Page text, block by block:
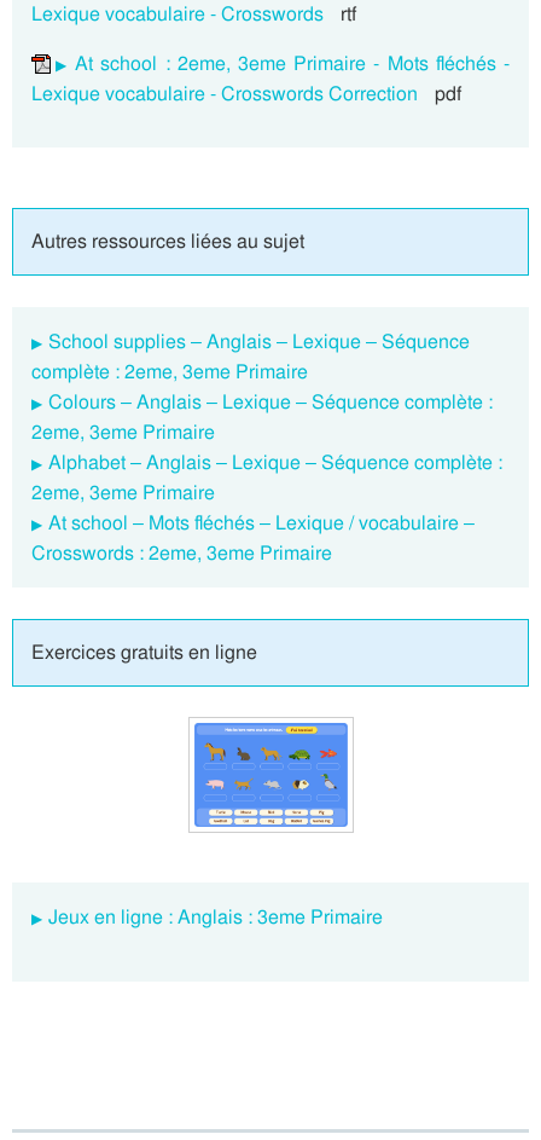
Lexique vocabulaire - Crosswords rtf
At school : 2eme, 3eme Primaire - Mots fléchés -
Lexique vocabulaire - Crosswords Correction
pdf
Autres ressources liées au sujet
School supplies – Anglais – Lexique – Séquence
complète : 2eme, 3eme Primaire
Colours – Anglais – Lexique – Séquence complète :
2eme, 3eme Primaire
Alphabet – Anglais – Lexique – Séquence complète :
2eme, 3eme Primaire
At school – Mots fléchés – Lexique / vocabulaire –
Crosswords : 2eme, 3eme Primaire
Exercices gratuits en ligne
Jeux en ligne : Anglais : 3eme Primaire